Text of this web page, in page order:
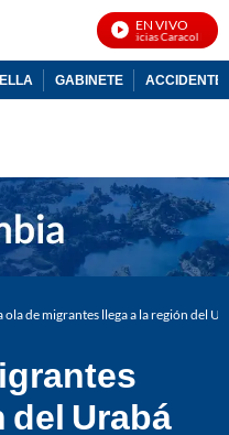
EN VIVO
Noticias Caracol En
GABINETE ACCIDENTE
ola de migrantes llega a la región del
del Urabá